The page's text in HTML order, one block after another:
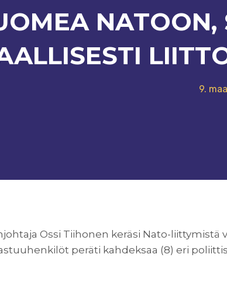
9.
Ossi Tiihonen keräsi Nato-liittymistä
peräti kahdeksaa (8) eri